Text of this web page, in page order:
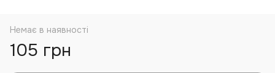
Немає в наявності
105 грн